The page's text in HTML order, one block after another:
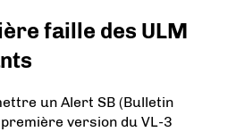
faille des ULM
un Alert SB (Bulletin
version du VL-3